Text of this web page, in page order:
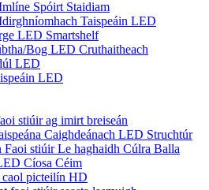
Spóirt Staidiam
Taispeáin LED
LED Smartshelf
Bog LED Cruthaitheach
LED
LED
stiúir ag imirt breiseán
Caighdeánach LED Struchtúr
Faoi stiúir Le haghaidh Cúlra Balla
Cíosa Céim
caol picteilín HD